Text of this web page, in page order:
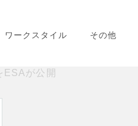
ワークスタイル その他
が公開